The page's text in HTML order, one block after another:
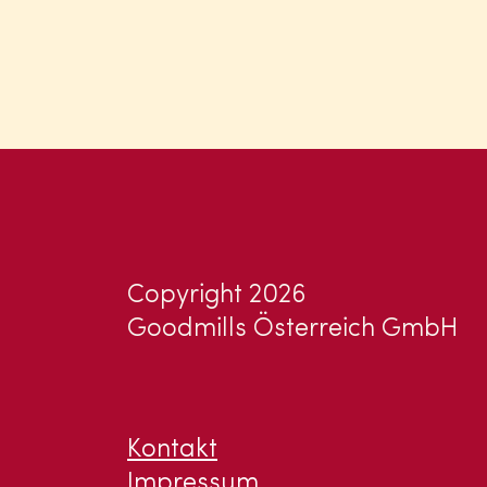
Copyright 2026
Goodmills Österreich GmbH
Kontakt